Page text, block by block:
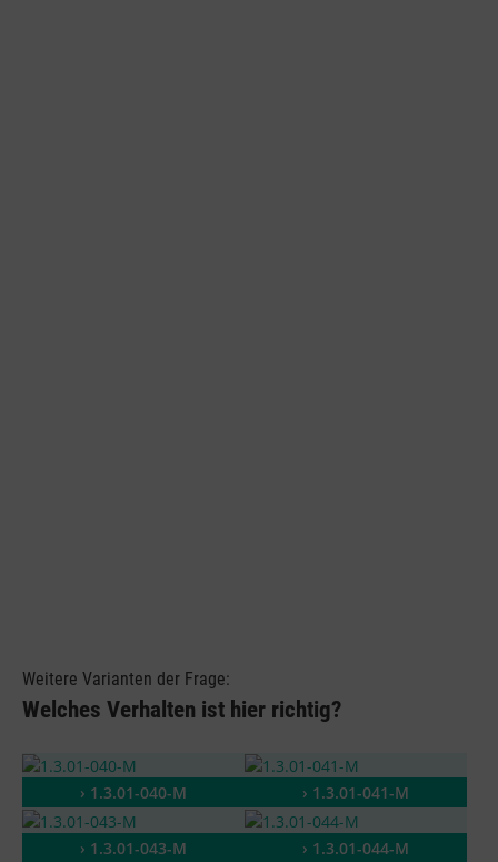
Weitere Varianten der Frage:
Welches Verhalten ist hier richtig?
› 1.3.01-040-M › 1.3.01-041-M
› 1.3.01-043-M › 1.3.01-044-M